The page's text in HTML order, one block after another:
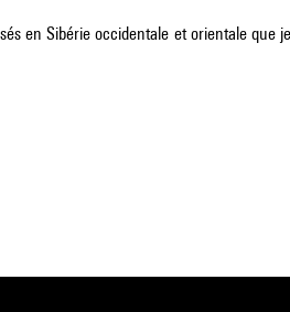
en Sibérie occidentale et orientale